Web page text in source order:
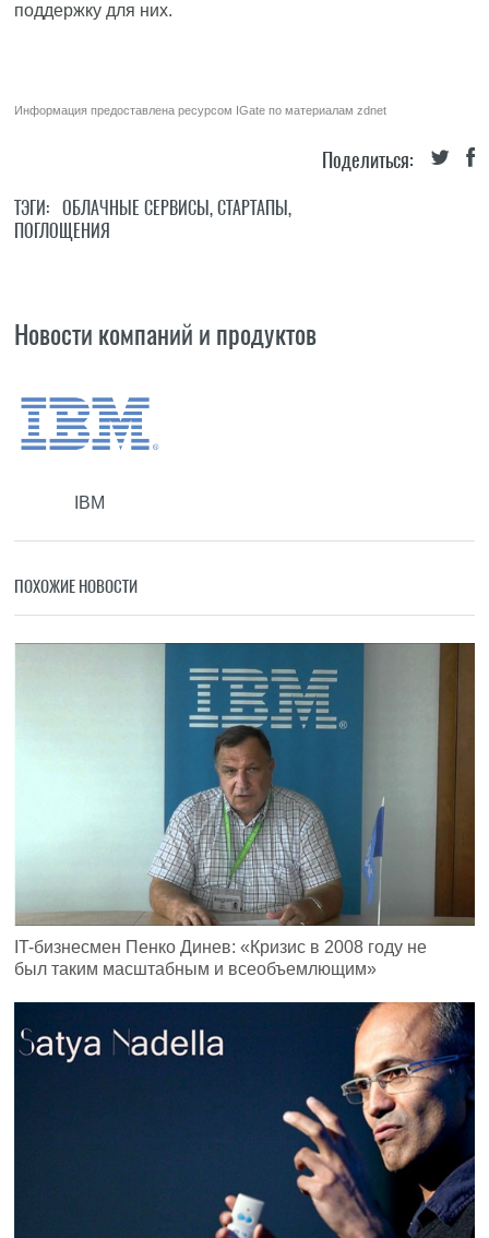
поддержку для них.
Информация предоставлена ресурсом IGate по материаламzdnet
Поделиться:
ТЭГИ: ОБЛАЧНЫЕ СЕРВИСЫ,СТАРТАПЫ,
ПОГЛОЩЕНИЯ
Новости компаний и продуктов
IBM
ПОХОЖИЕ НОВОСТИ
IT-бизнесмен Пенко Динев: «Кризис в 2008 году не
был таким масштабным и всеобъемлющим»